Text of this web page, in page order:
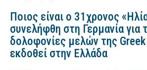
Ποιος είναι ο 31χρονος
συνελήφθη στη Γερμανία για
δολοφονίες μελών της
εκδοθεί στην Ελλάδα